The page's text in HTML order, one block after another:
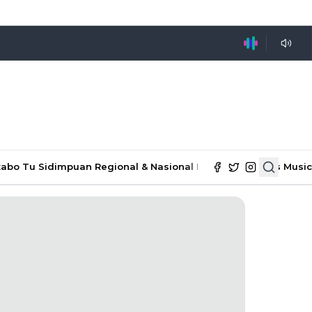
Tu Sidimpuan Regional & Nasional Ekonomi & Bisnis Music